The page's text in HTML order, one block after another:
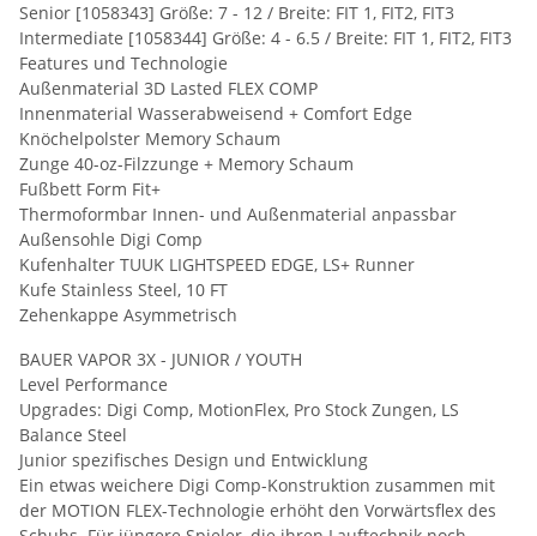
Senior [1058343] Größe: 7 - 12 / Breite: FIT 1, FIT2, FIT3
Intermediate [1058344] Größe: 4 - 6.5 / Breite: FIT 1, FIT2, FIT3
Features und Technologie
Außenmaterial 3D Lasted FLEX COMP
Innenmaterial Wasserabweisend + Comfort Edge
Knöchelpolster Memory Schaum
Zunge 40-oz-Filzzunge + Memory Schaum
Fußbett Form Fit+
Thermoformbar Innen- und Außenmaterial anpassbar
Außensohle Digi Comp
Kufenhalter TUUK LIGHTSPEED EDGE, LS+ Runner
Kufe Stainless Steel, 10 FT
Zehenkappe Asymmetrisch
BAUER VAPOR 3X - JUNIOR / YOUTH
Level Performance
Upgrades: Digi Comp, MotionFlex, Pro Stock Zungen, LS
Balance Steel
Junior spezifisches Design und Entwicklung
Ein etwas weichere Digi Comp-Konstruktion zusammen mit
der MOTION FLEX-Technologie erhöht den Vorwärtsflex des